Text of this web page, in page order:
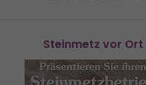
Steinmetz vor Ort